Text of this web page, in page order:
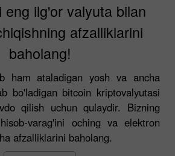
eng ilg'or valyuta bilan
afzalliklarini
baholang!
ham ataladigan yosh va ancha
bo'ladigan bitcoin kriptovalyutasi
qilish uchun qulaydir. Bizning
varag'ini oching va elektron
afzalliklarini baholang.